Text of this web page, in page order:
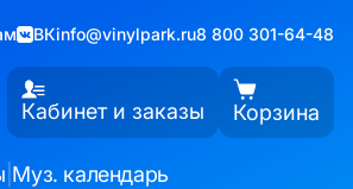
ВКinfo@vinylpark.ru8 800 301-64-48
Кабинет и заказы Корзина
Муз. календарь